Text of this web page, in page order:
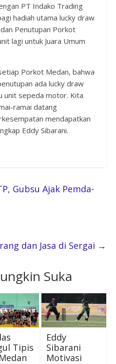
PT Indako Trading
hadiah utama lucky draw
Penutupan Porkot
lagi untuk Juara Umum
Porkot Medan, bahwa
ada lucky draw
unit sepeda motor. Kita
ramai datang
mendapatkan
Eddy Sibarani.
Gubsu Ajak Pemda-
dan Jasa di Sergai →
Suka
Tipis
Eddy
Sibarani
Motivasi